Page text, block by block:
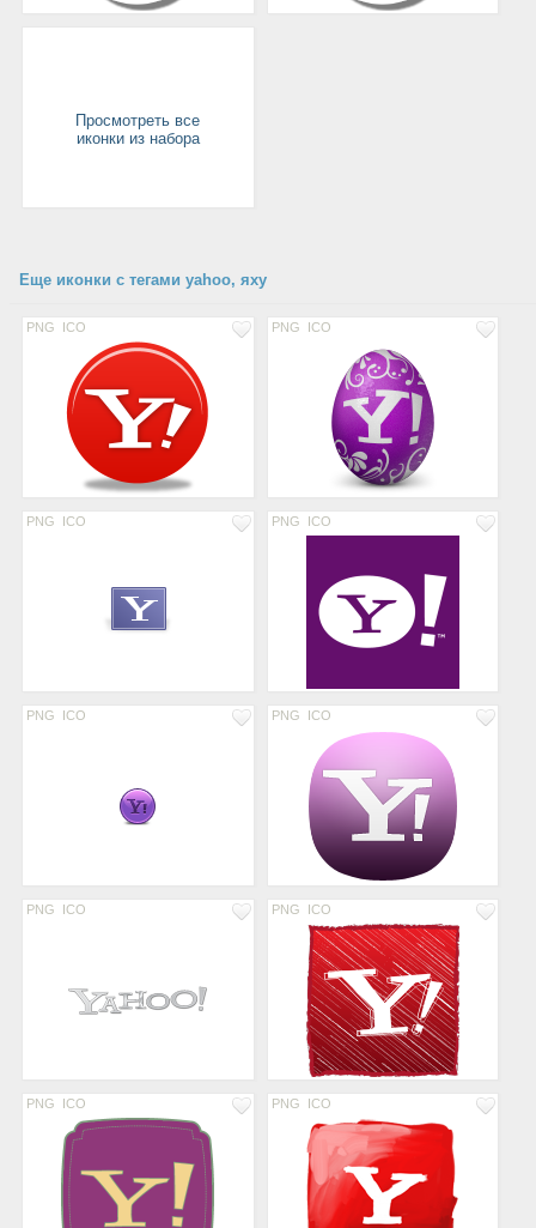
Просмотреть все
иконки из набора
Еще иконки с тегами yahoo, яху
PNG ICO PNG ICO
PNG ICO PNG ICO
PNG ICO PNG ICO
PNG ICO PNG ICO
PNG ICO PNG ICO